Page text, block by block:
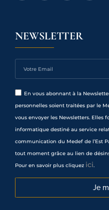
NEWSLETTER
En vous abonnant à la
personnelles soient traitées par le
vous envoyer les Newsletters. Elles
informatique destiné au service
communication du Medef de l’Est
tout moment grâce au lien de
Pour en savoir plus cliquez ici.
Je